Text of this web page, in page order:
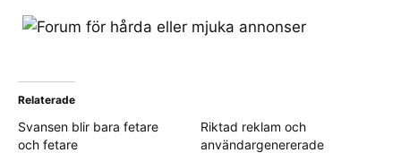
Relaterade
Svansen blir bara fetare
och fetare
Riktad reklam och
användargenererade